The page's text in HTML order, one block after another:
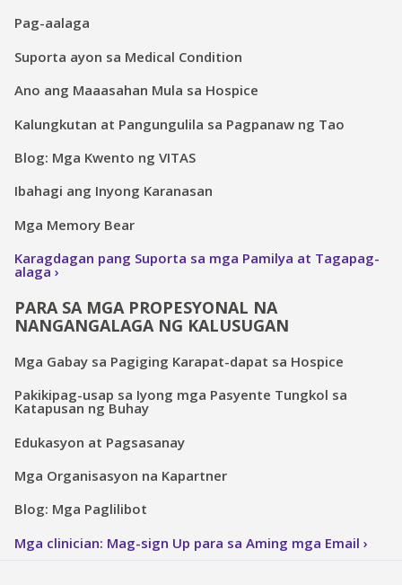
Pag-aalaga
Suporta ayon sa Medical Condition
Ano ang Maaasahan Mula sa Hospice
Kalungkutan at Pangungulila sa Pagpanaw ng Tao
Blog: Mga Kwento ng VITAS
Ibahagi ang Inyong Karanasan
Mga Memory Bear
Karagdagan pang Suporta sa mga Pamilya at Tagapag-
alaga
PARA SA MGA PROPESYONAL NA
NANGANGALAGA NG KALUSUGAN
Mga Gabay sa Pagiging Karapat-dapat sa Hospice
Pakikipag-usap sa Iyong mga Pasyente Tungkol sa
Katapusan ng Buhay
Edukasyon at Pagsasanay
Mga Organisasyon na Kapartner
Blog: Mga Paglilibot
Mga clinician: Mag-sign Up para sa Aming mga Email